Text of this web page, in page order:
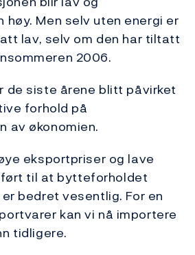
høy. Men selv uten energi er
lav, selv om den har tiltatt
2006.
de siste årene blitt påvirket
forhold på
av økonomien.
eksportpriser og lave
til at bytteforholdet
bedret vesentlig. For en
kan vi nå importere
tidligere.